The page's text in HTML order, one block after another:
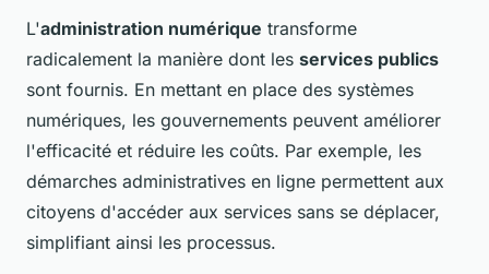
L'administration numérique transforme
radicalement la manière dont les services publics
sont fournis. En mettant en place des systèmes
numériques, les gouvernements peuvent améliorer
l'efficacité et réduire les coûts. Par exemple, les
démarches administratives en ligne permettent aux
citoyens d'accéder aux services sans se déplacer,
simplifiant ainsi les processus.